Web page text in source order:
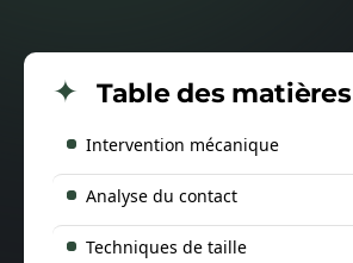
Table des matières
Intervention mécanique
Analyse du contact
Techniques de taille